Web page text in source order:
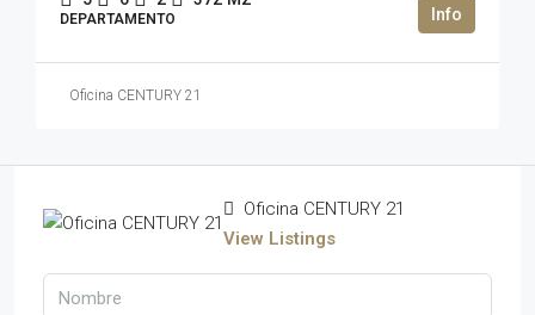
DEPARTAMENTO
Oficina CENTURY 21
Oficina CENTURY 21
View Listings